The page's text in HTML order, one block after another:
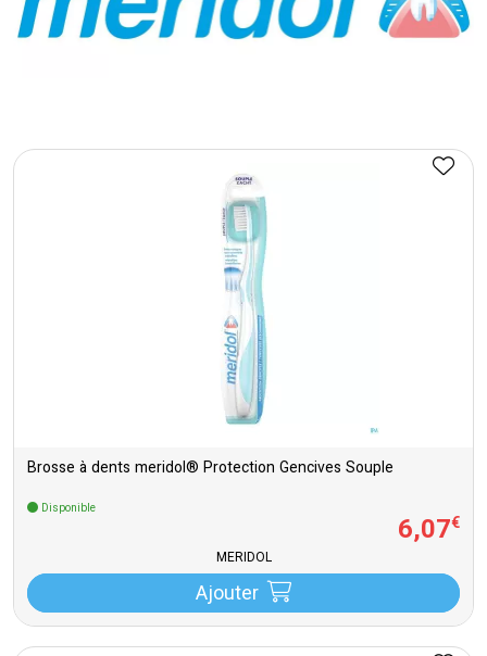
Brosse à dents meridol® Protection Gencives Souple
Disponible
6,07€
MERIDOL
Ajouter